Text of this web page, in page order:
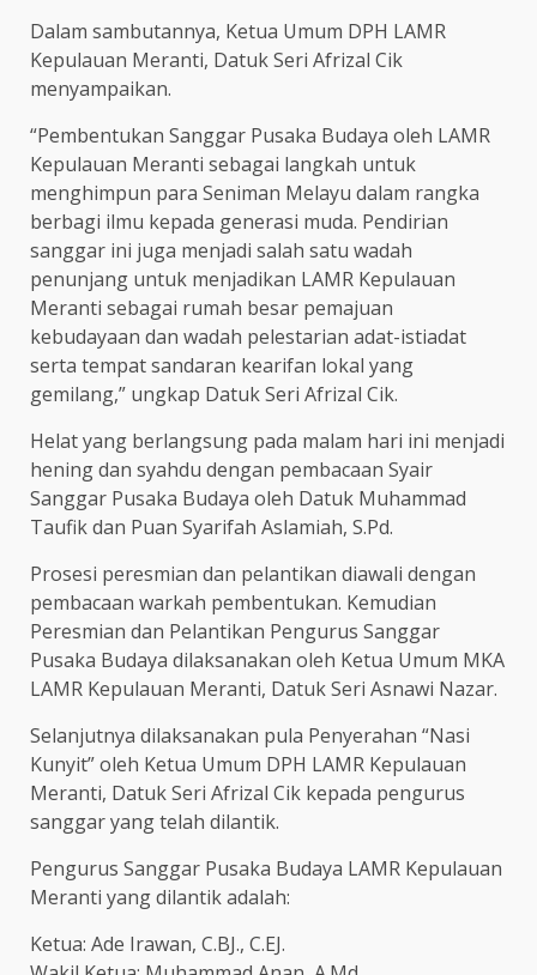
Dalam sambutannya, Ketua Umum DPH LAMR
Kepulauan Meranti, Datuk Seri Afrizal Cik
menyampaikan.
“Pembentukan Sanggar Pusaka Budaya oleh LAMR
Kepulauan Meranti sebagai langkah untuk
menghimpun para Seniman Melayu dalam rangka
berbagi ilmu kepada generasi muda. Pendirian
sanggar ini juga menjadi salah satu wadah
penunjang untuk menjadikan LAMR Kepulauan
Meranti sebagai rumah besar pemajuan
kebudayaan dan wadah pelestarian adat-istiadat
serta tempat sandaran kearifan lokal yang
gemilang,” ungkap Datuk Seri Afrizal Cik.
Helat yang berlangsung pada malam hari ini menjadi
hening dan syahdu dengan pembacaan Syair
Sanggar Pusaka Budaya oleh Datuk Muhammad
Taufik dan Puan Syarifah Aslamiah, S.Pd.
Prosesi peresmian dan pelantikan diawali dengan
pembacaan warkah pembentukan. Kemudian
Peresmian dan Pelantikan Pengurus Sanggar
Pusaka Budaya dilaksanakan oleh Ketua Umum MKA
LAMR Kepulauan Meranti, Datuk Seri Asnawi Nazar.
Selanjutnya dilaksanakan pula Penyerahan “Nasi
Kunyit” oleh Ketua Umum DPH LAMR Kepulauan
Meranti, Datuk Seri Afrizal Cik kepada pengurus
sanggar yang telah dilantik.
Pengurus Sanggar Pusaka Budaya LAMR Kepulauan
Meranti yang dilantik adalah:
Ketua: Ade Irawan, C.BJ., C.EJ.